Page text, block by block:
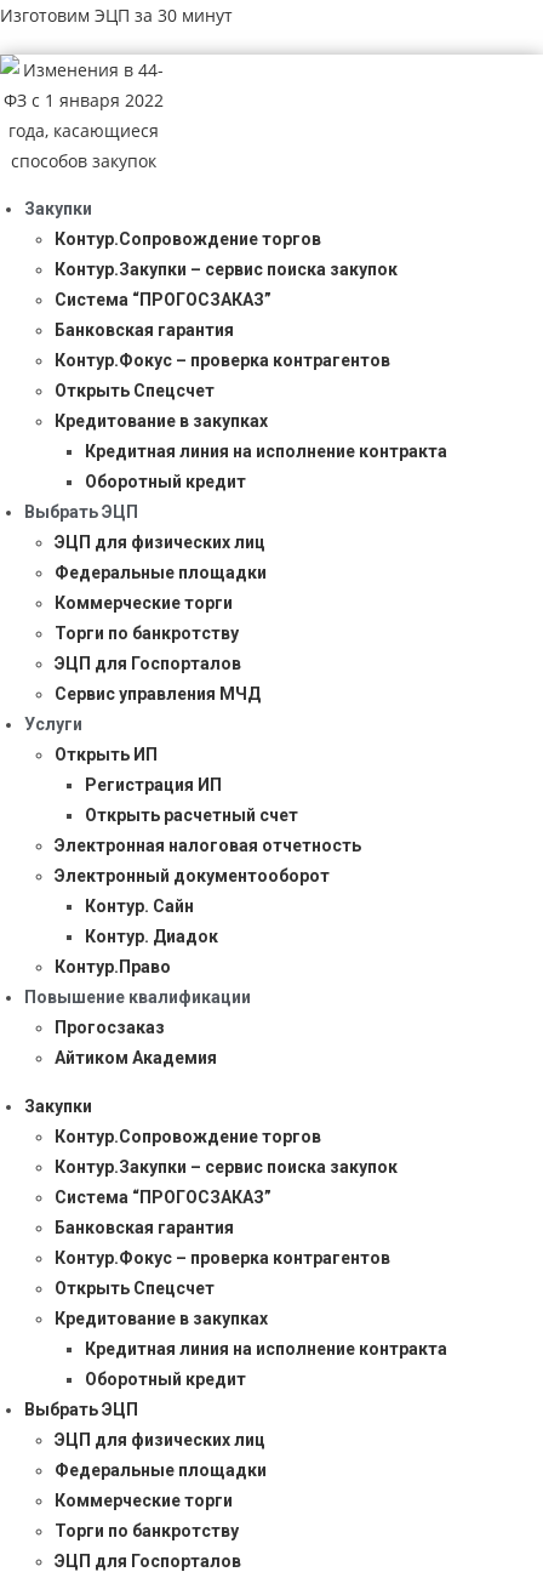
Изготовим ЭЦП за 30 минут
Закупки
Контур.Сопровождение торгов
Контур.Закупки – сервис поиска закупок
Система “ПРОГОСЗАКАЗ”
Банковская гарантия
Контур.Фокус – проверка контрагентов
Открыть Спецсчет
Кредитование в закупках
Кредитная линия на исполнение контракта
Оборотный кредит
Выбрать ЭЦП
ЭЦП для физических лиц
Федеральные площадки
Коммерческие торги
Торги по банкротству
ЭЦП для Госпорталов
Сервис управления МЧД
Услуги
Открыть ИП
Регистрация ИП
Открыть расчетный счет
Электронная налоговая отчетность
Электронный документооборот
Контур. Сайн
Контур. Диадок
Контур.Право
Повышение квалификации
Прогосзаказ
Айтиком Академия
Закупки
Контур.Сопровождение торгов
Контур.Закупки – сервис поиска закупок
Система “ПРОГОСЗАКАЗ”
Банковская гарантия
Контур.Фокус – проверка контрагентов
Открыть Спецсчет
Кредитование в закупках
Кредитная линия на исполнение контракта
Оборотный кредит
Выбрать ЭЦП
ЭЦП для физических лиц
Федеральные площадки
Коммерческие торги
Торги по банкротству
ЭЦП для Госпорталов